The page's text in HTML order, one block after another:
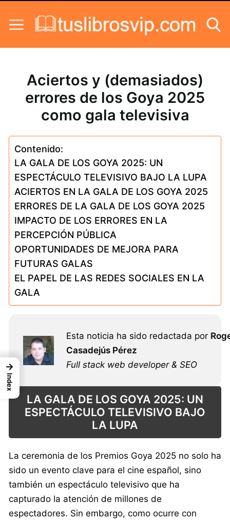
Aciertos y (demasiados)
errores de los Goya 2025
como gala televisiva
Contenido:
LA GALA DE LOS GOYA 2025: UN
ESPECTÁCULO TELEVISIVO BAJO LA LUPA
ACIERTOS EN LA GALA DE LOS GOYA 2025
ERRORES DE LA GALA DE LOS GOYA 2025
IMPACTO DE LOS ERRORES EN LA
PERCEPCIÓN PÚBLICA
OPORTUNIDADES DE MEJORA PARA
FUTURAS GALAS
EL PAPEL DE LAS REDES SOCIALES EN LA
GALA
Esta noticia ha sido redactada por
Casadejús Pérez
Full stack web developer & SEO
LA GALA DE LOS GOYA 2025: UN
ESPECTÁCULO TELEVISIVO BAJO
LA LUPA
La ceremonia de los Premios Goya 2025 no solo ha
sido un evento clave para el cine español, sino
también un espectáculo televisivo que ha
capturado la atención de millones de
espectadores. Sin embargo, como ocurre con
→
Index